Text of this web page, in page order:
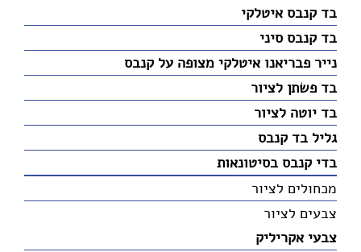
בד קנבס איטלקי
בד קנבס סיני
נייר פבריאנו איטלקי מצופה על קנבס
בד פשתן לציור
בד יוטה לציור
גליל בד קנבס
בדי קנבס בסיטונאות
מכחולים לציור
צבעים לציור
צבעי אקריליק